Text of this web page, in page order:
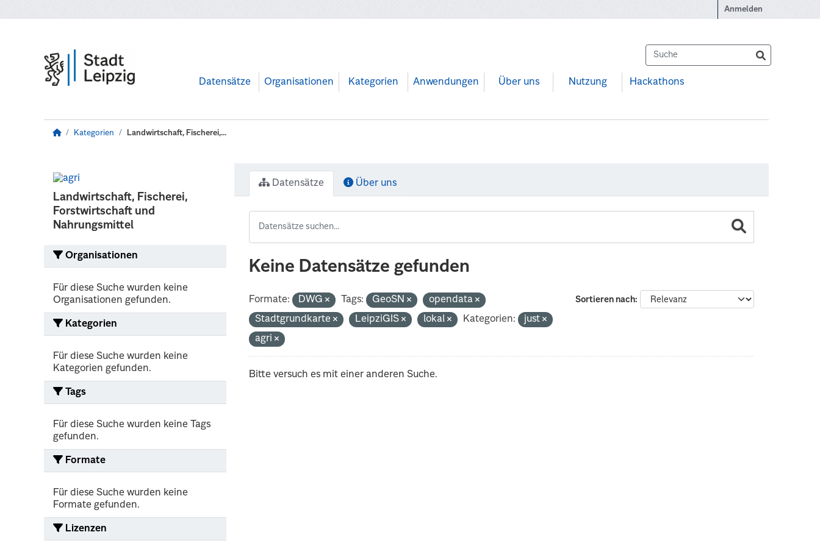
Anmelden
Datensätze Organisationen Kategorien Anwendungen Über uns Nutzung Hackathons
Kategorien Landwirtschaft, Fischerei,...
Landwirtschaft, Fischerei,
Forstwirtschaft und
Nahrungsmittel
Organisationen
Für diese Suche wurden keine
Organisationen gefunden.
Kategorien
Für diese Suche wurden keine
Kategorien gefunden.
Tags
Für diese Suche wurden keine Tags
gefunden.
Formate
Für diese Suche wurden keine
Formate gefunden.
Lizenzen
Datensätze Über uns
Keine Datensätze gefunden
Sortieren nach
Formate: DWG Tags: GeoSN
opendata
Stadtgrundkarte
LeipziGIS lokal Kategorien:
just
agri
Bitte versuch es mit einer anderen Suche.